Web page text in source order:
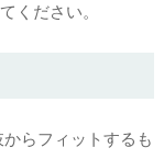
ください。
らフィットするも